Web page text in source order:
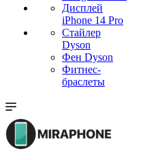
Дисплей
iPhone 14 Pro
Стайлер
Dyson
Фен Dyson
Фитнес-
браслеты